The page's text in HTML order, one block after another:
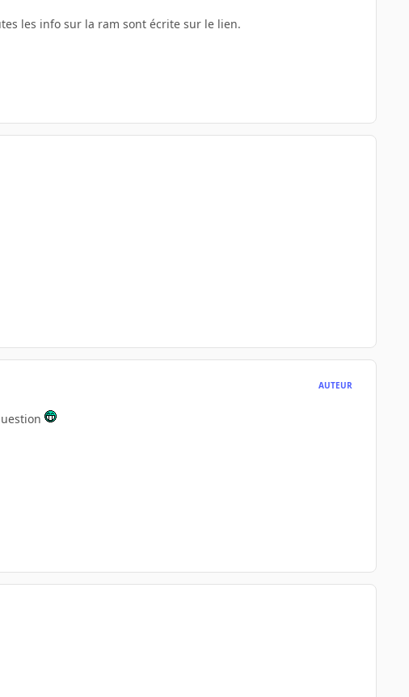
les info sur la ram sont écrite sur le lien.
AUTEUR